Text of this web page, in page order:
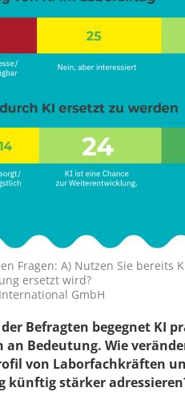
Fragen: A) Nutzen Sie bereits
ersetzt wird?
GmbH
Befragten begegnet KI
an Bedeutung. Wie
von Laborfachkräften
künftig stärker